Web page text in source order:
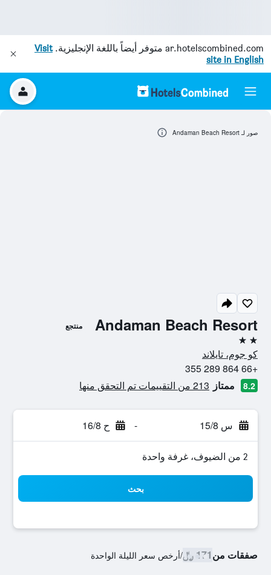
ar.hotelscombined.com متوفر أيضاً باللغة الإنجليزية.Visit
site in English
Andaman Beach Resort منتجع
2 نجمتين
كو جوم، تايلاند
+66 864 289 355
8.2 ممتاز 213 من التقييمات تم التحقق منها
س 15/8 - ح 16/8
2 من الضيوف، غرفة واحدة
بحث
صفقات من171 ﷼ /أرخص سعر الليلة الواحدة
صور لـ Andaman Beach Resort